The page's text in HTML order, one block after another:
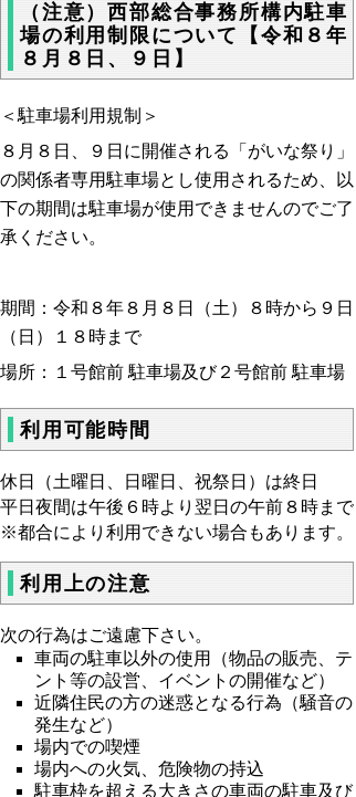
（注意）西部総合事務所構内駐車
場の利用制限について【令和８年
８月８日、９日】
＜駐車場利用規制＞
８月８日、９日に開催される「がいな祭り」
の関係者専用駐車場とし使用されるため、以
下の期間は駐車場が使用できませんのでご了
承ください。
期間：令和８年８月８日（土）８時から９日
（日）１８時まで
場所：１号館前 駐車場及び２号館前 駐車場
利用可能時間
休日（土曜日、日曜日、祝祭日）は終日
平日夜間は午後６時より翌日の午前８時まで
※都合により利用できない場合もあります。
利用上の注意
次の行為はご遠慮下さい。
車両の駐車以外の使用（物品の販売、テ
ント等の設営、イベントの開催など）
近隣住民の方の迷惑となる行為（騒音の
発生など）
場内での喫煙
場内への火気、危険物の持込
駐車枠を超える大きさの車両の駐車及び